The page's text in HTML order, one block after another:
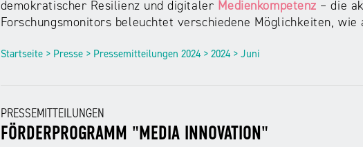
demokratischer Resilienz und digitaler Medienkompetenz – die
Forschungsmonitors beleuchtet verschiedene Möglichkeiten,
Startseite > Presse > Pressemitteilungen 2024 > 2024 > Juni
PRESSEMITTEILUNGEN
FÖRDERPROGRAMM "MEDIA INNOVATION"